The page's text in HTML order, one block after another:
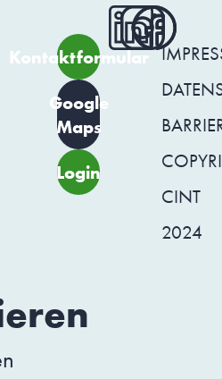
Kontaktformular
Google
Maps
Login
CINT
2024